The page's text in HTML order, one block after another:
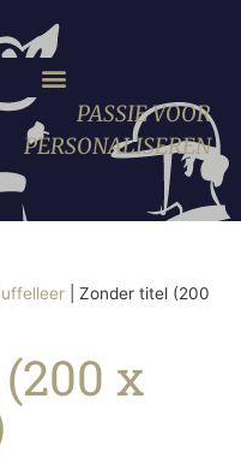
PASSIE VOOR
PERSONALISEREN
Zonder titel (200
x